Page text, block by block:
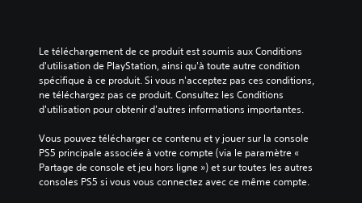
Le téléchargement de ce produit est soumis aux Conditions
d'utilisation de PlayStation, ainsi qu'à toute autre condition
spécifique à ce produit. Si vous n'acceptez pas ces conditions,
ne téléchargez pas ce produit. Consultez les Conditions
d'utilisation pour obtenir d'autres informations importantes.
Vous pouvez télécharger ce contenu et y jouer sur la console
PS5 principale associée à votre compte (via le paramètre «
Partage de console et jeu hors ligne ») et sur toutes les autres
consoles PS5 si vous vous connectez avec ce même compte.